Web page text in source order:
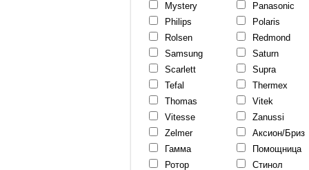
Mystery
Panasonic
Philips
Polaris
Rolsen
Redmond
Samsung
Saturn
Scarlett
Supra
Tefal
Thermex
Thomas
Vitek
Vitesse
Zanussi
Zelmer
Аксион/Бриз
Гамма
Помощница
Ротор
Стинол